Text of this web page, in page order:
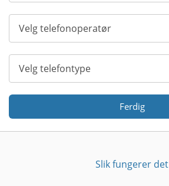
Ferdig
Slik fungerer det